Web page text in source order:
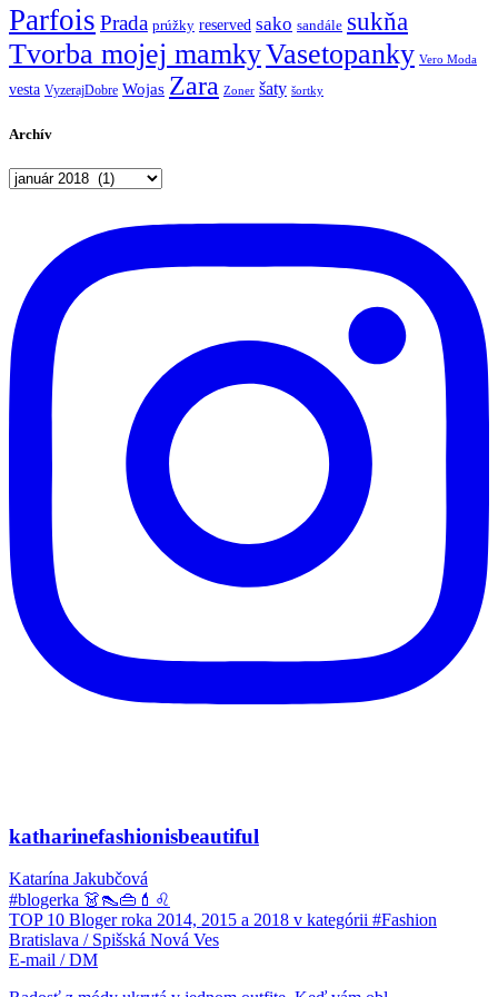
Parfois Prada prúžky reserved sako sandále sukňa
Tvorba mojej mamkyVasetopanky Vero Moda
vesta VyzerajDobre Wojas Zara Zoner šaty šortky
Archív
Archív
katharinefashionisbeautiful
Katarína Jakubčová
#blogerka 👗👠👜💄♌
TOP 10 Bloger roka 2014, 2015 a 2018 v kategórii #Fashion
Bratislava / Spišská Nová Ves
E-mail / DM